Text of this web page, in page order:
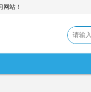
网站！